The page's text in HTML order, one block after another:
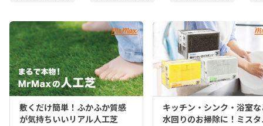
敷くだけ簡単！ふかふか質感
が気持ちいいリアル人工芝
キッチン・シンク・浴室な
水回りのお掃除に！ミスタ